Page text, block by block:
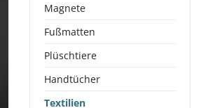
Magnete
Fußmatten
Plüschtiere
Handtücher
Textilien